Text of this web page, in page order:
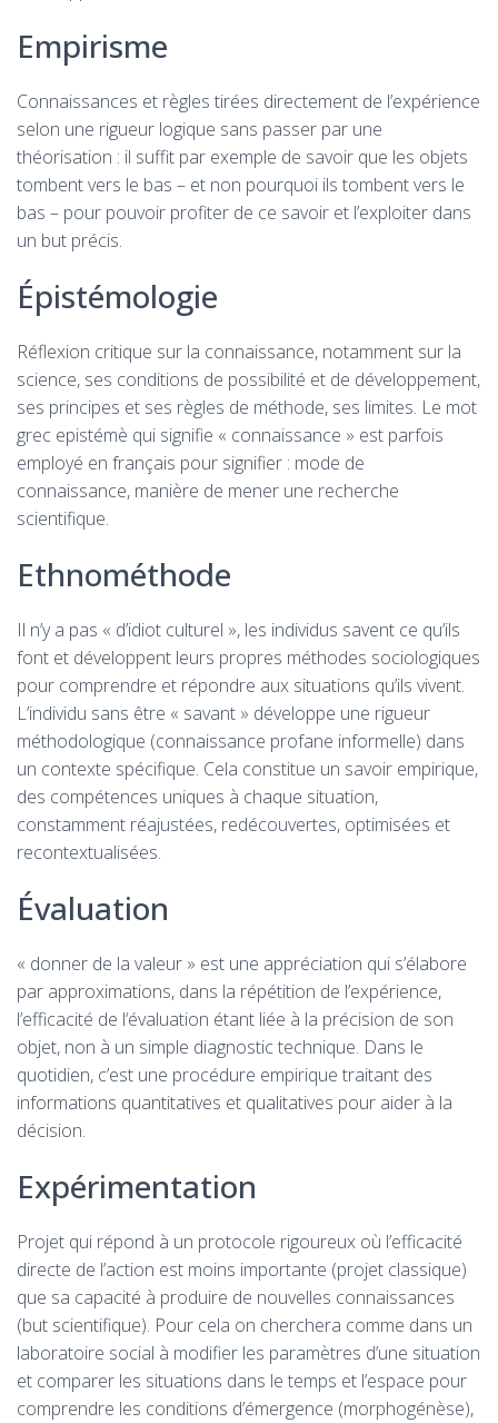
Empirisme
Connaissances et règles tirées directement de l’expérience
selon une rigueur logique sans passer par une
théorisation : il suffit par exemple de savoir que les objets
tombent vers le bas – et non pourquoi ils tombent vers le
bas – pour pouvoir profiter de ce savoir et l’exploiter dans
un but précis.
Épistémologie
Réflexion critique sur la connaissance, notamment sur la
science, ses conditions de possibilité et de développement,
ses principes et ses règles de méthode, ses limites. Le mot
grec epistémè qui signifie « connaissance » est parfois
employé en français pour signifier : mode de
connaissance, manière de mener une recherche
scientifique.
Ethnométhode
Il n’y a pas « d’idiot culturel », les individus savent ce qu’ils
font et développent leurs propres méthodes sociologiques
pour comprendre et répondre aux situations qu’ils vivent.
L’individu sans être « savant » développe une rigueur
méthodologique (connaissance profane informelle) dans
un contexte spécifique. Cela constitue un savoir empirique,
des compétences uniques à chaque situation,
constamment réajustées, redécouvertes, optimisées et
recontextualisées.
Évaluation
« donner de la valeur » est une appréciation qui s’élabore
par approximations, dans la répétition de l’expérience,
l’efficacité de l‘évaluation étant liée à la précision de son
objet, non à un simple diagnostic technique. Dans le
quotidien, c’est une procédure empirique traitant des
informations quantitatives et qualitatives pour aider à la
décision.
Expérimentation
Projet qui répond à un protocole rigoureux où l’efficacité
directe de l’action est moins importante (projet classique)
que sa capacité à produire de nouvelles connaissances
(but scientifique). Pour cela on cherchera comme dans un
laboratoire social à modifier les paramètres d’une situation
et comparer les situations dans le temps et l’espace pour
comprendre les conditions d’émergence (morphogénèse),